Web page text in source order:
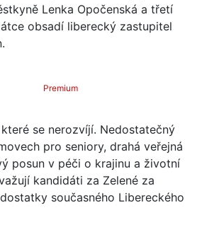
Lenka Opočenská a třetí
obsadí liberecký zastupitel
Premium
se nerozvíjí. Nedostatečný
pro seniory, drahá veřejná
posun v péči o krajinu a životní
kandidáti za Zelené za
současného Libereckého